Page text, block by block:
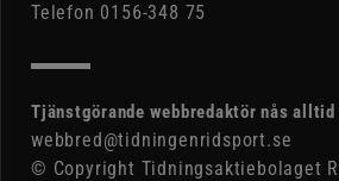
Telefon 0156-348 75
Tjänstgörande webbredaktör nås
webbred@tidningenridsport.se
© Copyright Tidningsaktiebolaget